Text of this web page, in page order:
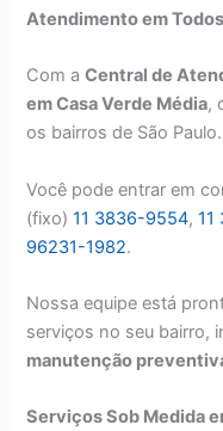
Atendimento em
Com aCentral de
em Casa Verde Média,
os bairros de São Paulo.
Você pode entrar em
(fixo)11 3836-9554,11
96231-1982.
Nossa equipe está
serviços no seu bairro,
manutenção
Serviços Sob Medida